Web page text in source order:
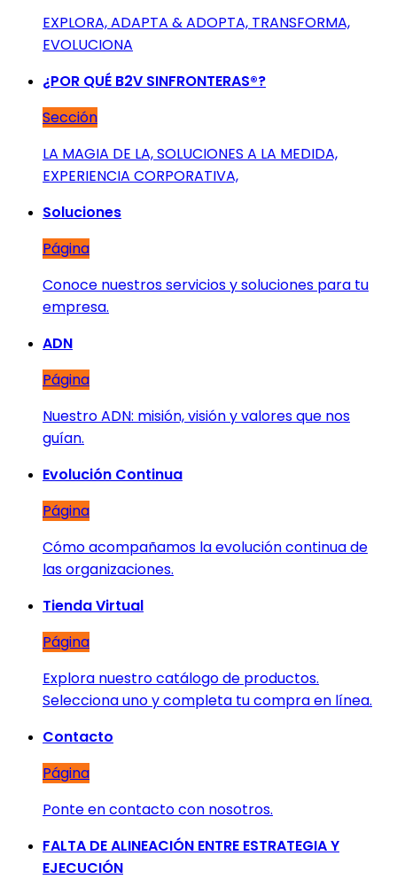
EXPLORA, ADAPTA & ADOPTA, TRANSFORMA,
EVOLUCIONA
¿POR QUÉ B2V SINFRONTERAS®?
Sección
LA MAGIA DE LA, SOLUCIONES A LA MEDIDA,
EXPERIENCIA CORPORATIVA,
Soluciones
Página
Conoce nuestros servicios y soluciones para tu
empresa.
ADN
Página
Nuestro ADN: misión, visión y valores que nos
guían.
Evolución Continua
Página
Cómo acompañamos la evolución continua de
las organizaciones.
Tienda Virtual
Página
Explora nuestro catálogo de productos.
Selecciona uno y completa tu compra en línea.
Contacto
Página
Ponte en contacto con nosotros.
FALTA DE ALINEACIÓN ENTRE ESTRATEGIA Y
EJECUCIÓN